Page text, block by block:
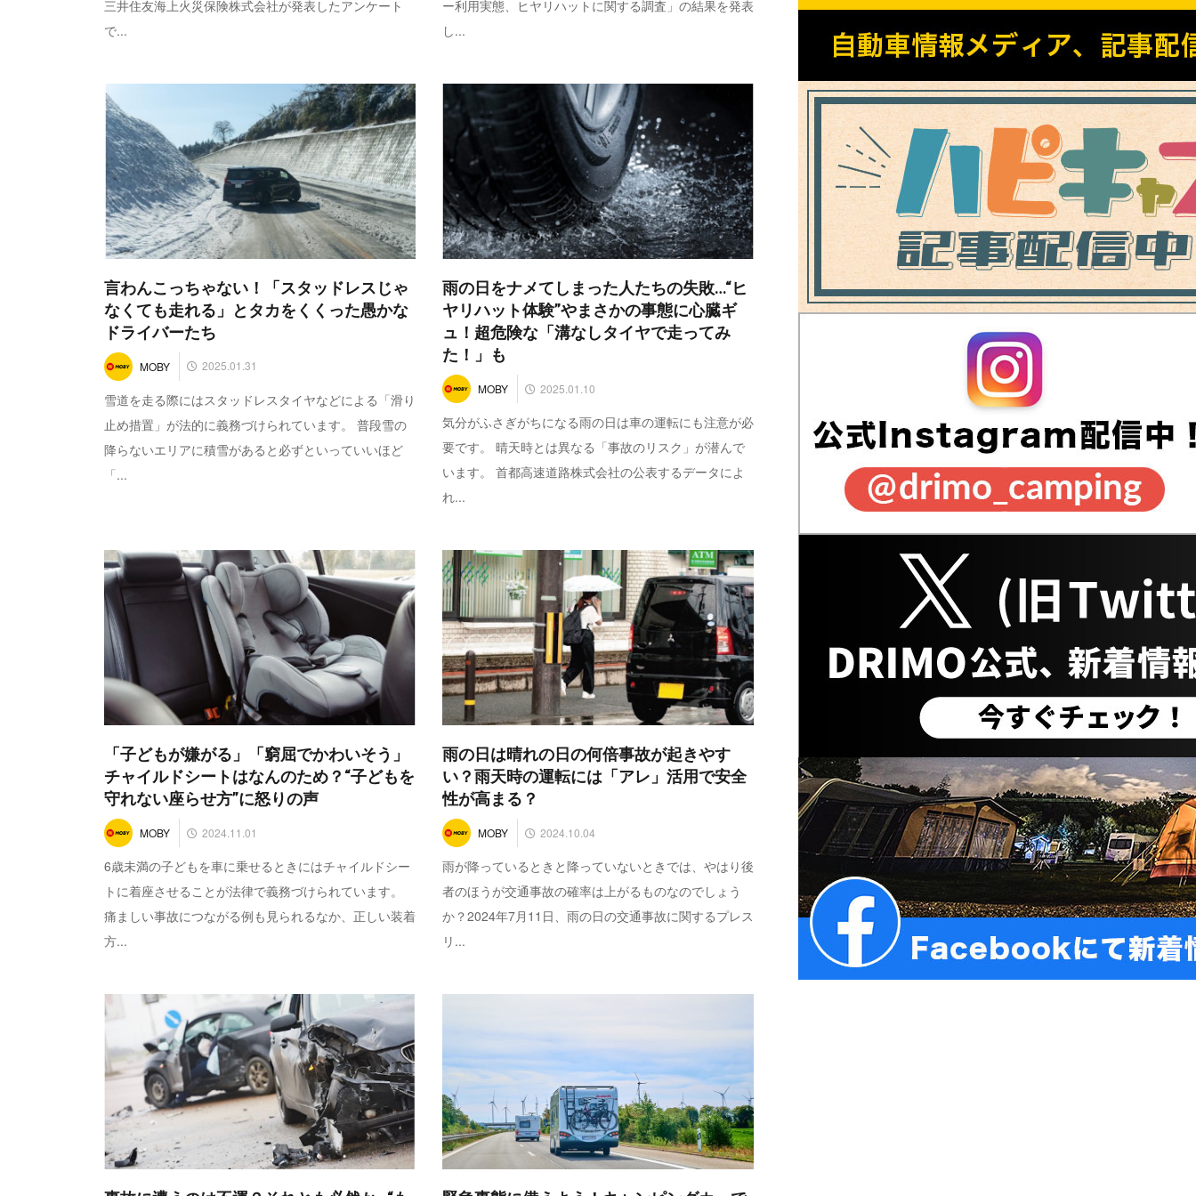
三井住友海上火災保険株式会社が発表したアンケート
で...
ー利用実態、ヒヤリハットに関する調査」の結果を発表
し...
言わんこっちゃない！「スタッドレスじゃ
なくても走れる」とタカをくくった愚かな
ドライバーたち
MOBY 2025.01.31
雪道を走る際にはスタッドレスタイヤなどによる「滑り
止め措置」が法的に義務づけられています。 普段雪の
降らないエリアに積雪があると必ずといっていいほど
「...
雨の日をナメてしまった人たちの失敗…“ヒ
ヤリハット体験”やまさかの事態に心臓ギ
ュ！超危険な「溝なしタイヤで走ってみ
た！」も
MOBY 2025.01.10
気分がふさぎがちになる雨の日は車の運転にも注意が必
要です。 晴天時とは異なる「事故のリスク」が潜んで
います。 首都高速道路株式会社の公表するデータによ
れ...
「子どもが嫌がる」「窮屈でかわいそう」
チャイルドシートはなんのため？“子どもを
守れない座らせ方”に怒りの声
MOBY 2024.11.01
6歳未満の子どもを車に乗せるときにはチャイルドシー
トに着座させることが法律で義務づけられています。
痛ましい事故につながる例も見られるなか、正しい装着
方...
雨の日は晴れの日の何倍事故が起きやす
い？雨天時の運転には「アレ」活用で安全
性が高まる？
MOBY 2024.10.04
雨が降っているときと降っていないときでは、やはり後
者のほうが交通事故の確率は上がるものなのでしょう
か？2024年7月11日、雨の日の交通事故に関するプレス
リ...